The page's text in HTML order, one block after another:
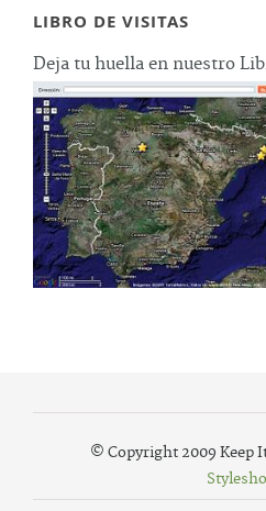
LIBRO DE VISITAS
Deja tu huella en nuestro
© Copyright 2009 Keep